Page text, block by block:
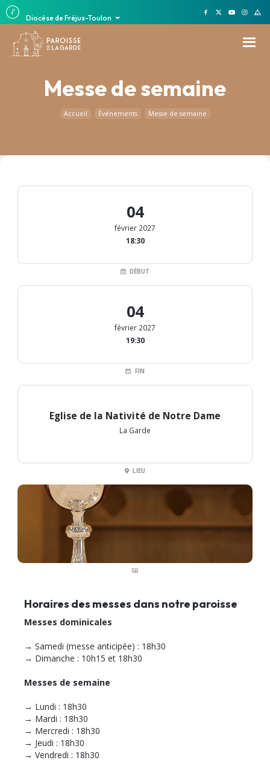
Diocèse de Fréjus-Toulon
Messe de semaine
Accueil Événements Messe de semaine
04
février 2027
18:30
DÉBUT
04
février 2027
19:30
FIN
Eglise de la Nativité de Notre Dame
La Garde
LIEU
Horaires des messes dans notre paroisse
Messes dominicales
→ Samedi (messe anticipée) : 18h30
→ Dimanche : 10h15 et 18h30
Messes de semaine
→ Lundi : 18h30
→ Mardi : 18h30
→ Mercredi : 18h30
→ Jeudi : 18h30
→ Vendredi : 18h30